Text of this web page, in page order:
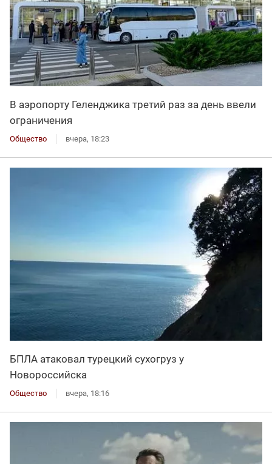
В аэропорту Геленджика третий раз за день ввели
ограничения
Общество вчера, 18:23
БПЛА атаковал турецкий сухогруз у
Новороссийска
Общество вчера, 18:16